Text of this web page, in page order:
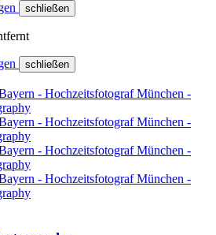
schließen
schließen